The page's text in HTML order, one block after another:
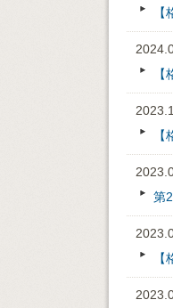
第